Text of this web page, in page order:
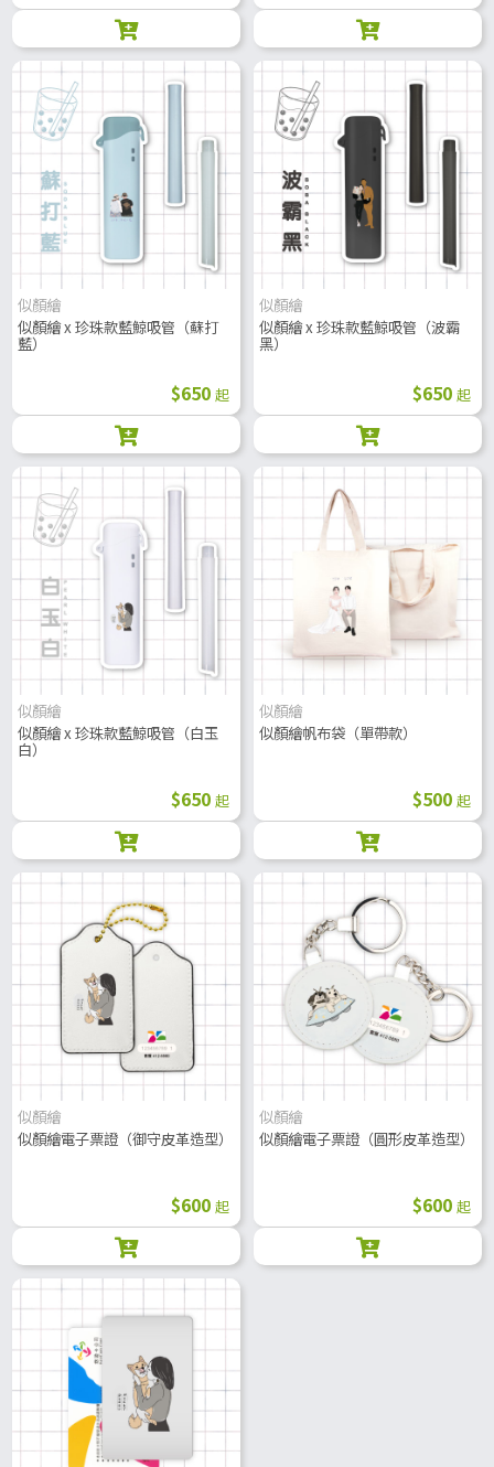
似顏繪
似顏繪 x 珍珠款藍鯨吸管（蘇打
藍）
$650 起
似顏繪
似顏繪 x 珍珠款藍鯨吸管（波霸
黑）
$650 起
似顏繪
似顏繪 x 珍珠款藍鯨吸管（白玉
白）
$650 起
似顏繪
似顏繪帆布袋（單帶款）
$500 起
似顏繪
似顏繪電子票證（御守皮革造型）
$600 起
似顏繪
似顏繪電子票證（圓形皮革造型）
$600 起